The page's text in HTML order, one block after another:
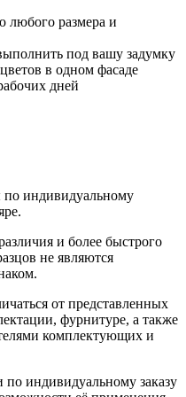
любого размера и
под вашу задумку
в одном фасаде
дней
по индивидуальному
и более быстрого
не являются
от представленных
фурнитуре, а также
комплектующих и
индивидуальному заказу